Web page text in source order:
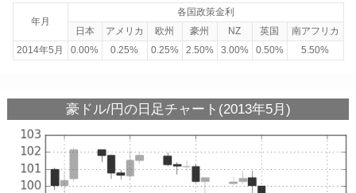
年月
各国政策金利
日本
アメリカ 欧州 豪州 NZ 英国
南アフリカ
2014年5月
0.00% 0.25% 0.25% 2.50% 3.00% 0.50% 5.50%
豪ドル/円の日足チャート(2013年5月)